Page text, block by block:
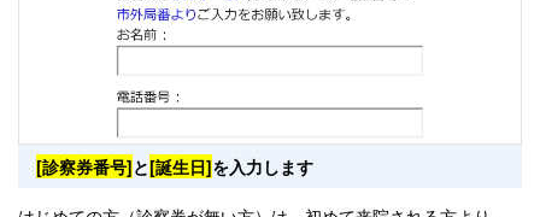
[診察券番号]と[誕生日]を入力します